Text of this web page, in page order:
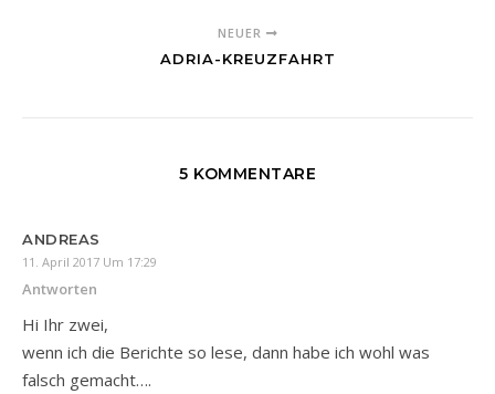
NEUER
ADRIA-KREUZFAHRT
5 KOMMENTARE
ANDREAS
11. April 2017 Um 17:29
Antworten
Hi Ihr zwei,
wenn ich die Berichte so lese, dann habe ich wohl was
falsch gemacht….